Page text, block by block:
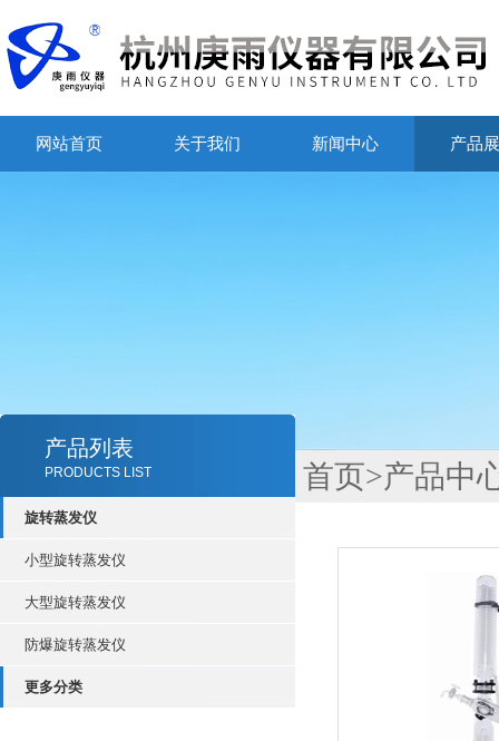
网站首页 关于我们 新闻中心 产品
产品列表
PRODUCTS LIST
旋转蒸发仪
小型旋转蒸发仪
大型旋转蒸发仪
防爆旋转蒸发仪
更多分类
首页>产品中